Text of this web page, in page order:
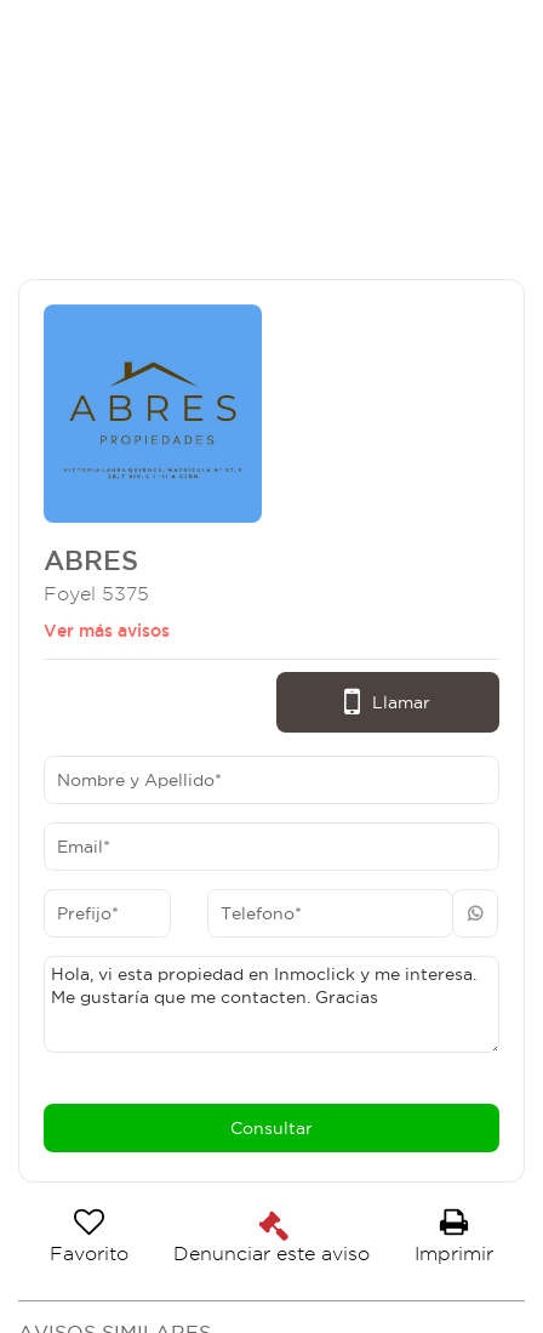
ABRES
Foyel 5375
Ver más avisos
Llamar
Favorito Denunciar este aviso Imprimir